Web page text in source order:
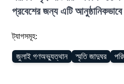
প্রবেশের জন্য এটি
ট্যাগসমূহ:
জুলাই গণঅভ্যুত্থান স্মৃতি জাদুঘর